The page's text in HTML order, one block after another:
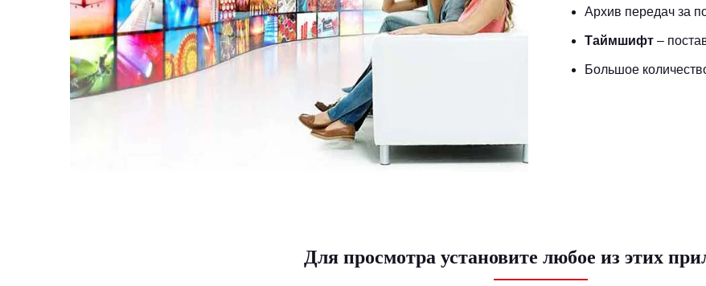
Архив передач за
Таймшифт –
Большое
Для просмотра установите любое из этих